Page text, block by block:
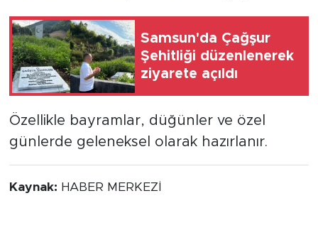
Samsun'da Çağşur
Şehitliği düzenlenerek
ziyarete açıldı
Özellikle bayramlar, düğünler ve özel
günlerde geleneksel olarak hazırlanır.
Kaynak: HABER MERKEZİ